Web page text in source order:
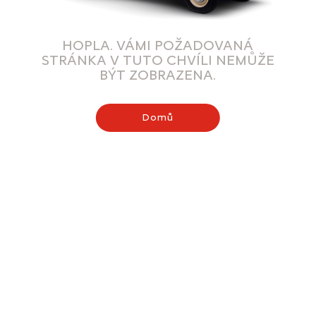
HOPLA. VÁMI POŽADOVANÁ
STRÁNKA V TUTO CHVÍLI NEMŮŽE
BÝT ZOBRAZENA.
Domů